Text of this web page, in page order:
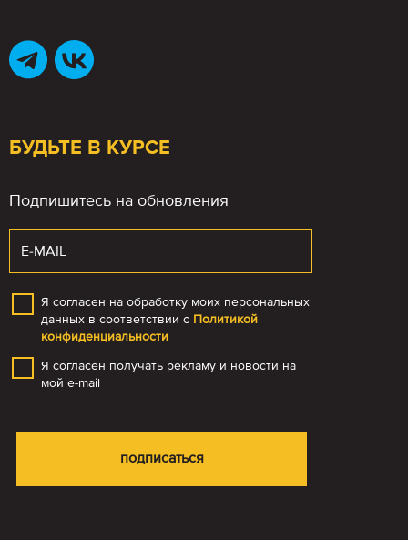
БУДЬТЕ В КУРСЕ
Подпишитесь на обновления
Я согласен на обработку моих персональных
данных в соответствии с Политикой
конфиденциальности
Я согласен получать рекламу и новости на
мой e-mail